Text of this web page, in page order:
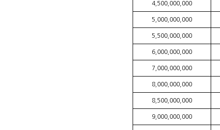
4,500,000,000
5,000,000,000
5,500,000,000
6,000,000,000
7,000,000,000
8,000,000,000
8,500,000,000
9,000,000,000